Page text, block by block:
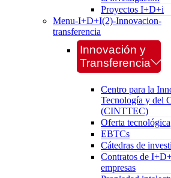
Proyectos I+D+i
Menu-I+D+I(2)-Innovacion-
transferencia
Innovación y
Transferencia
Centro para la
Tecnología y del
(CINTTEC)
Oferta tecnológica
EBTCs
Cátedras de
Contratos de
empresas